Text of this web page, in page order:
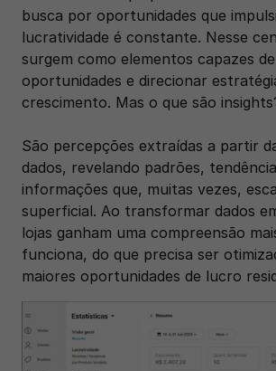
busca por oportunidades que
lucratividade é constante. Nesse
surgem como elementos capazes
oportunidades e direcionar
crescimento. Mas o que são
São percepções extraídas a partir
dados, revelando padrões,
informações que, muitas vezes,
superficial. Ao transformar dados
lojas ganham uma compreensão
funciona, do que precisa ser
maiores oportunidades de lucro